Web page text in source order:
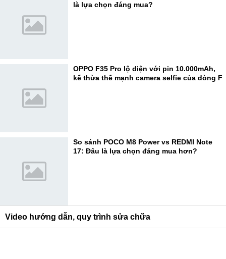
là lựa chọn đáng mua?
OPPO F35 Pro lộ diện với pin 10.000mAh,
kế thừa thế mạnh camera selfie của dòng F
So sánh POCO M8 Power vs REDMI Note
17: Đâu là lựa chọn đáng mua hơn?
Video hướng dẫn, quy trình sửa chữa